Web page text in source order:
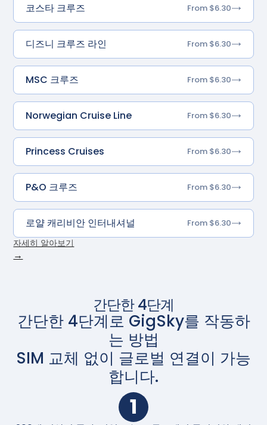
코스타 크루즈 From $6.30
디즈니 크루즈 라인 From $6.30
MSC 크루즈 From $6.30
Norwegian Cruise Line From $6.30
Princess Cruises From $6.30
P&O 크루즈 From $6.30
로얄 캐리비안 인터내셔널 From $6.30
자세히 알아보기
→
간단한 4단계
간단한 4단계로 GigSky를 작동하
는 방법
SIM 교체 없이 글로벌 연결이 가능
합니다.
1